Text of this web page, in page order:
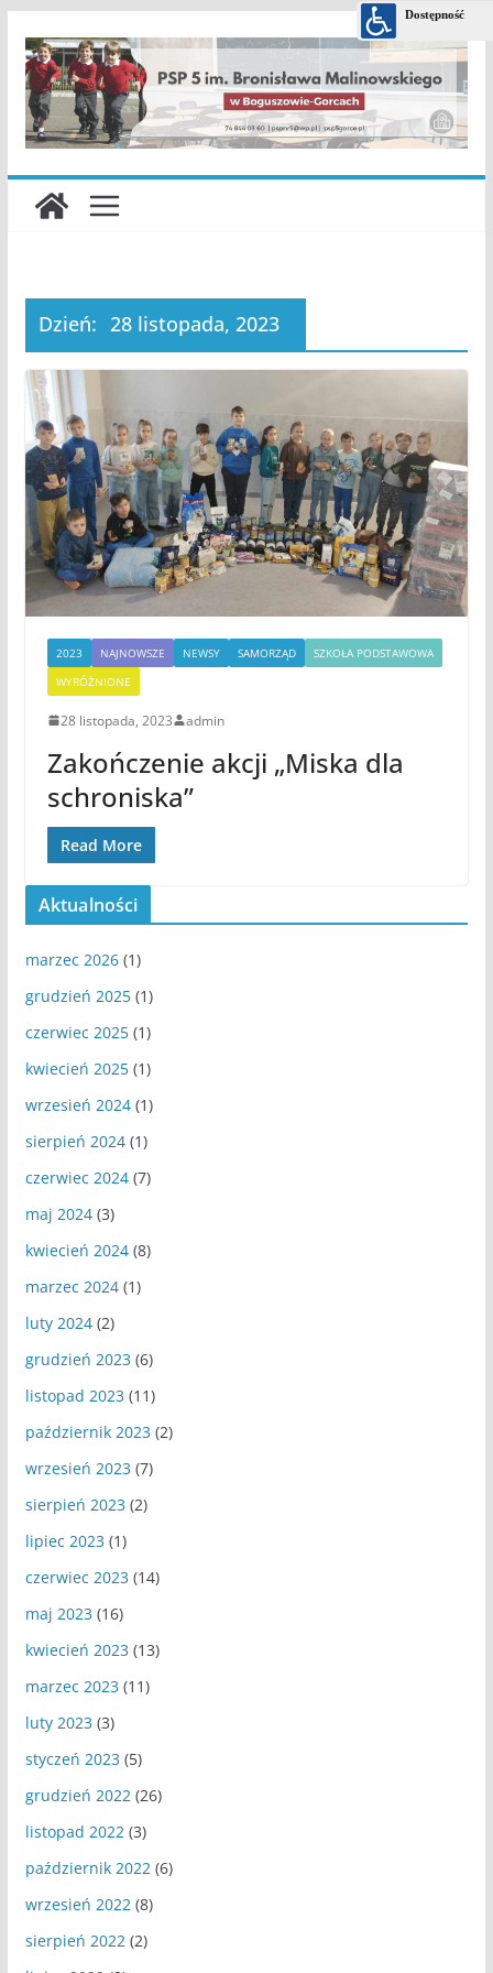
treści
Dzień: 28 listopada, 2023
2023 NAJNOWSZE NEWSY SAMORZĄD
SZKOŁA PODSTAWOWA
WYRÓŻNIONE
28 listopada, 2023 admin
Zakończenie akcji „Miska dla
schroniska”
Read More
Aktualności
marzec 2026(1)
grudzień 2025(1)
czerwiec 2025(1)
kwiecień 2025(1)
wrzesień 2024(1)
sierpień 2024(1)
czerwiec 2024(7)
maj 2024(3)
kwiecień 2024(8)
marzec 2024(1)
luty 2024(2)
grudzień 2023 (6)
listopad 2023 (11)
październik 2023 (2)
wrzesień 2023 (7)
sierpień 2023 (2)
lipiec 2023 (1)
czerwiec 2023 (14)
maj 2023 (16)
kwiecień 2023 (13)
marzec 2023 (11)
luty 2023 (3)
styczeń 2023 (5)
grudzień 2022 (26)
listopad 2022 (3)
październik 2022 (6)
wrzesień 2022 (8)
sierpień 2022 (2)